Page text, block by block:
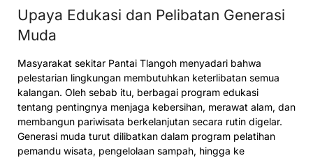
Upaya Edukasi dan Pelibatan Generasi
Muda
Masyarakat sekitar Pantai Tlangoh menyadari bahwa
pelestarian lingkungan membutuhkan keterlibatan semua
kalangan. Oleh sebab itu, berbagai program edukasi
tentang pentingnya menjaga kebersihan, merawat alam, dan
membangun pariwisata berkelanjutan secara rutin digelar.
Generasi muda turut dilibatkan dalam program pelatihan
pemandu wisata, pengelolaan sampah, hingga ke